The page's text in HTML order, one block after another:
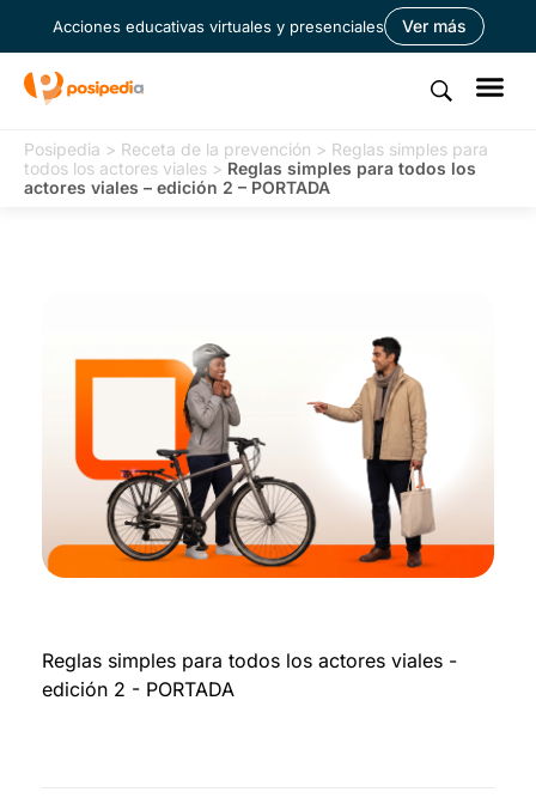
Acciones educativas virtuales y presenciales Ver más
Posipedia > Receta de la prevención > Reglas simples para
todos los actores viales > Reglas simples para todos los
actores viales – edición 2 – PORTADA
Reglas simples para todos los actores viales -
edición 2 - PORTADA